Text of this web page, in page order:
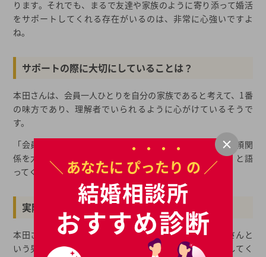
ります。それでも、まるで友達や家族のように寄り添って婚活
をサポートしてくれる存在がいるのは、非常に心強いですよ
ね。
サポートの際に大切にしていることは？
本田さんは、会員一人ひとりを自分の家族であると考えて、1番
の味方であり、理解者でいられるように心がけているそうで
す。
「会員の気持ちに寄り添うことはもちろん、会員様との信頼関
係を大切に、いつでも悩みに答えられるようにしている」と語
ってくれました。
実際にあった成婚エピソードは？
本田さんは、印象に残っている成婚エピソードとして、Bさんと
いう男性会員の、コロナ禍における成婚エピソードを話してく
＼ あなたに ぴったり の ／
結婚相談所
おすすめ診断